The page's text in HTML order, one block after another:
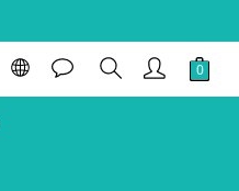
立即購買